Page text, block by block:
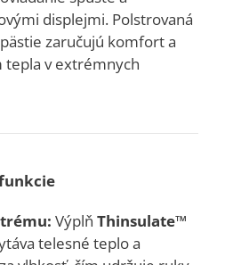
displejmi. Polstrovaná
zaručujú komfort a
tepla v extrémnych
Výplň Thinsulate™
telesné teplo a